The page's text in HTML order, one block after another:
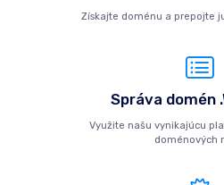
Získajte doménu a prepojte
Správa domén
Využite našu vynikajúcu
doménových